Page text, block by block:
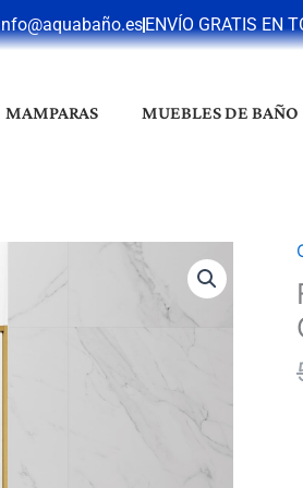
ENVÍO GRATIS EN
MAMPARAS MUEBLES DE BAÑO
1